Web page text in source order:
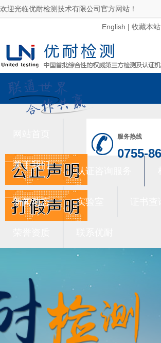
欢迎光临优耐检测技术有限公司官方网站！
English | 收藏本站
服务热线
0755-
关于我们
认证咨询服务
新闻动态 实验室